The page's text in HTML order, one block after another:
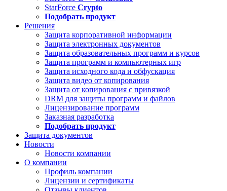
StarForce Crypto
Подобрать продукт
Решения
Защита корпоративной информации
Защита электронных документов
Защита образовательных программ и курсов
Защита программ и компьютерных игр
Защита исходного кода и обфускация
Защита видео от копирования
Защита от копирования с привязкой
DRM для защиты программ и файлов
Лицензирование программ
Заказная разработка
Подобрать продукт
Защита документов
Новости
Новости компании
О компании
Профиль компании
Лицензии и сертификаты